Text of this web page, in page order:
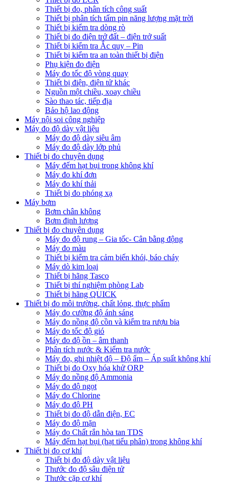
Thiết bị đo, phân tích công suất
Thiết bị phân tích tấm pin năng lượng mặt trời
Thiết bị kiểm tra dòng rò
Thiết bị đo điện trở đất – điện trở suất
Thiết bị kiểm tra Ắc quy – Pin
Thiết bị kiểm tra an toàn thiết bị điện
Phụ kiện đo điện
Máy đo tốc độ vòng quay
Thiết bị điện, điện tử khác
Nguồn một chiều, xoay chiều
Sào thao tác, tiếp địa
Bảo hộ lao động
Máy nội soi công nghiệp
Máy đo độ dày vật liệu
Máy đo độ dày siêu âm
Máy đo độ dày lớp phủ
Thiết bị đo chuyên dụng
Máy đếm hạt bụi trong không khí
Máy đo khí đơn
Máy đo khí thải
Thiết bị đo phóng xạ
Máy bơm
Bơm chân không
Bơm định lượng
Thiết bị đo chuyên dụng
Máy đo độ rung – Gia tốc- Cân bằng động
Máy đo màu
Thiết bị kiểm tra cảm biến khói, báo cháy
Máy dò kim loại
Thiết bị hãng Tasco
Thiết bị thí nghiệm phòng Lab
Thiết bị hãng QUICK
Thiết bị đo môi trường, chất lỏng, thực phẩm
Máy đo cường độ ánh sáng
Máy đo nồng độ cồn và kiểm tra rượu bia
Máy đo tốc độ gió
Máy đo độ ồn – âm thanh
Phân tích nước & Kiểm tra nước
Máy đo, ghi nhiệt độ – Độ ẩm – Áp suất không khí
Thiết bị đo Oxy hóa khử ORP
Máy đo nồng độ Ammonia
Máy đo độ ngọt
Máy đo Chlorine
Máy đo độ PH
Thiết bị đo độ dẫn điện, EC
Máy đo độ mặn
Máy đo Chất rắn hòa tan TDS
Máy đếm hạt bụi (hạt tiểu phân) trong không khí
Thiết bị đo cơ khí
Thiết bị đo độ dày vật liệu
Thước đo độ sâu điện tử
Thước cặp cơ khí